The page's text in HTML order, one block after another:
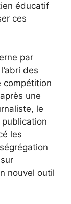
éducatif
ces
par
des
compétition
une
le
les
nouvel outil